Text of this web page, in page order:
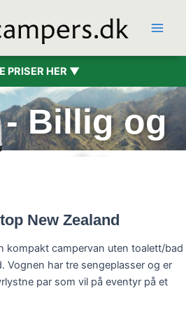
PRISER HER ▼
Billig og
New Zealand
kompakt campervan uten toalett/bad
Vognen har tre sengeplasser og er
par som vil på eventyr på et